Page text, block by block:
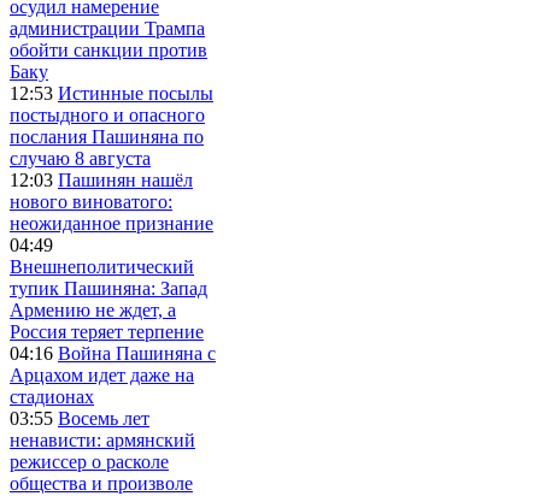
осудил намерение
администрации Трампа
обойти санкции против
Баку
12:53 Истинные посылы
постыдного и опасного
послания Пашиняна по
случаю 8 августа
12:03 Пашинян нашёл
нового виноватого:
неожиданное признание
04:49
Внешнеполитический
тупик Пашиняна: Запад
Армению не ждет, а
Россия теряет терпение
04:16 Война Пашиняна с
Арцахом идет даже на
стадионах
03:55 Восемь лет
ненависти: армянский
режиссер о расколе
общества и произволе